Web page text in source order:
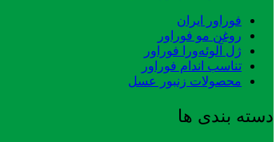
فوراور ایران
روغن مو فوراور
ژل آلوئه‌ورا فوراور
تناسب اندام فوراور
محصولات زنبور عسل
دسته بندی ها